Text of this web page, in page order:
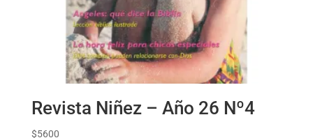
Revista Niñez – Año 26 Nº4
$5600